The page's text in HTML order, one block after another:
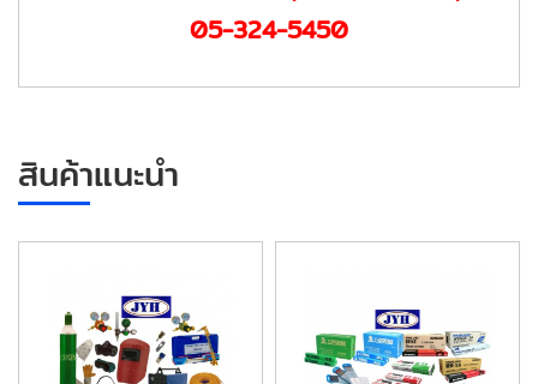
05-324-5450
สินค้าแนะนำ